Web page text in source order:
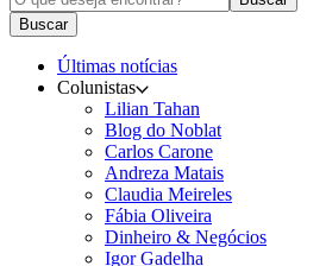
Buscar
Últimas notícias
Colunistas
Lilian Tahan
Blog do Noblat
Carlos Carone
Andreza Matais
Claudia Meireles
Fábia Oliveira
Dinheiro & Negócios
Igor Gadelha